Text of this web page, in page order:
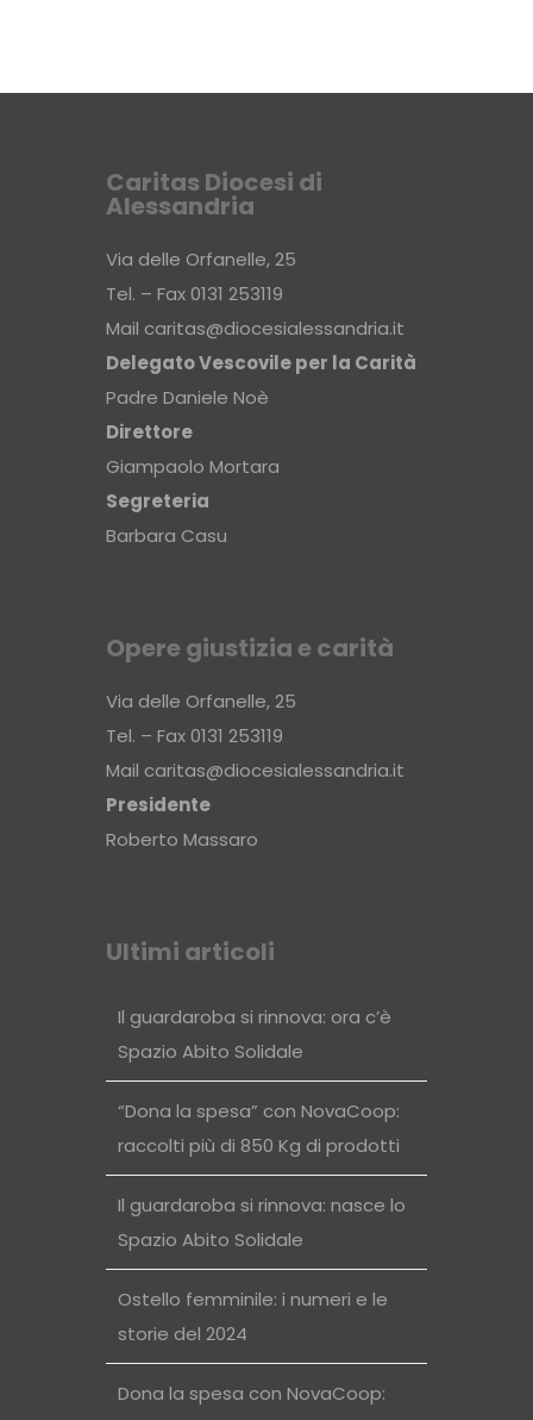
Caritas Diocesi di
Alessandria
Via delle Orfanelle, 25
Tel. – Fax 0131 253119
Mail caritas@diocesialessandria.it
Delegato Vescovile per la Carità
Padre Daniele Noè
Direttore
Giampaolo Mortara
Segreteria
Barbara Casu
Opere giustizia e carità
Via delle Orfanelle, 25
Tel. – Fax 0131 253119
Mail caritas@diocesialessandria.it
Presidente
Roberto Massaro
Ultimi articoli
Il guardaroba si rinnova: ora c’è
Spazio Abito Solidale
“Dona la spesa” con NovaCoop:
raccolti più di 850 Kg di prodotti
Il guardaroba si rinnova: nasce lo
Spazio Abito Solidale
Ostello femminile: i numeri e le
storie del 2024
Dona la spesa con NovaCoop: